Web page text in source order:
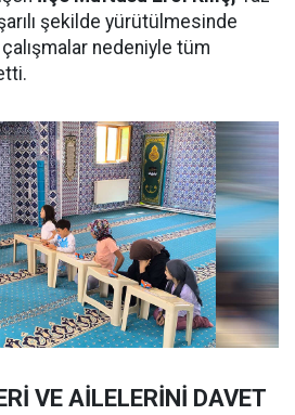
şekilde yürütülmesinde
nedeniyle tüm
VE AİLELERİNİ DAVET